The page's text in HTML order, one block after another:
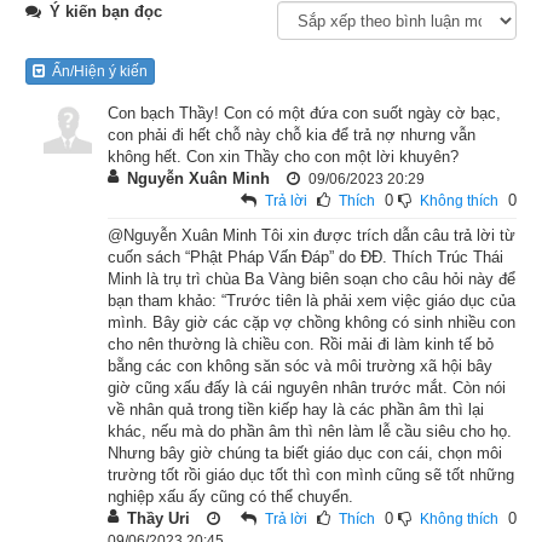
Trong thành có một trưởng giả vô cùng giàu có, chọn một
người thuộc gia đình hào tộc mà cưới làm vợ. Không bao lâu
người vợ có thai, rồi sinh được một bé trai. Khi sinh ra thân
thể xinh đẹp, khôi ngô kỳ vĩ, mọi người ai thấy cũng đều tự
nhiên mến mộ, kính ngưỡng. Cha mẹ thấy vậy liền đặt tên
cho là Oai Đức.
Qua nhiều năm, Oai Đức dần dần lớn lên, tánh tình hiền hòa.
Lạ một điều là ai gặp chàng dù mới lần đầu cũng đều tin phục,
kính ngưỡng.
Một hôm, Oai Đức cùng đi với các vị thân hữu đến lễ bái cúng
dường Phật. Khi nhìn thấy đức Thế Tôn với ba mươi hai
tướng tốt, tám mươi vẻ đẹp, hào quang chiếu sáng quanh
thân, oai nghi rực rỡ thù thắng vô cùng, chàng Oai Đức lấy
làm vui mừng, hân hoan, liền lễ Phật rồi đứng sang một bên
Ý kiến bạn đọc
Ẩn/Hiện ý kiến
Con bạch Thầy! Con có một đứa con suốt ngày cờ bạc,
con phải đi hết chỗ này chỗ kia để trả nợ nhưng vẫn
không hết. Con xin Thầy cho con một lời khuyên?
Nguyễn Xuân Minh
Trả lời Thích 0 Không thích 0
09/06/2023 20:29
@Nguyễn Xuân Minh Tôi xin được trích dẫn câu trả lời từ
cuốn sách “Phật Pháp Vấn Đáp” do ĐĐ. Thích Trúc Thái
Minh là trụ trì chùa Ba Vàng biên soạn cho câu hỏi này để
bạn tham khảo: “Trước tiên là phải xem việc giáo dục của
mình. Bây giờ các cặp vợ chồng không có sinh nhiều con
cho nên thường là chiều con. Rồi mải đi làm kinh tế bỏ
bẵng các con không săn sóc và môi trường xã hội bây
giờ cũng xấu đấy là cái nguyên nhân trước mắt. Còn nói
về nhân quả trong tiền kiếp hay là các phần âm thì lại
khác, nếu mà do phần âm thì nên làm lễ cầu siêu cho họ.
Nhưng bây giờ chúng ta biết giáo dục con cái, chọn môi
trường tốt rồi giáo dục tốt thì con mình cũng sẽ tốt những
nghiệp xấu ấy cũng có thể chuyển.
Thầy Uri
Trả lời Thích 0 Không thích 0